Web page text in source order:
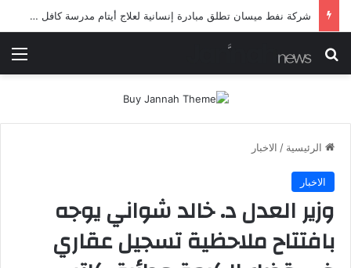
شرطة ميسان تلقي القبض على مطلقي العيارات النارية أثناء تشييع جنائزي في العمارة
بحث عن
الرئيسية / الاخبار
الاخبار
وزير العدل د. خالد شواني يوجه
بافتتاح ملاحظية تسجيل عقاري